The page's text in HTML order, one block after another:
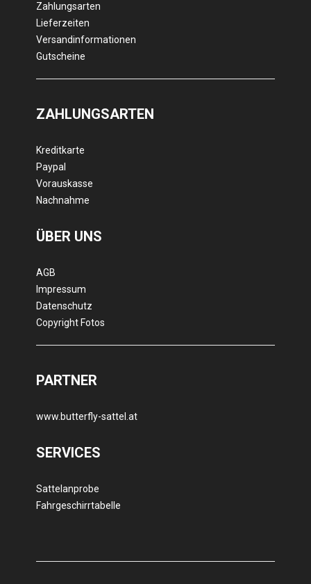
Zahlungsarten
Lieferzeiten
Versandinformationen
Gutscheine
ZAHLUNGSARTEN
Kreditkarte
Paypal
Vorauskasse
Nachnahme
ÜBER UNS
AGB
Impressum
Datenschutz
Copyright Fotos
PARTNER
www.butterfly-sattel.at
SERVICES
Sattelanprobe
Fahrgeschirrtabelle